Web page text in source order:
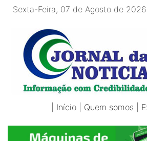
Sexta-Feira, 07 de Agosto de 2026
Início Quem somos